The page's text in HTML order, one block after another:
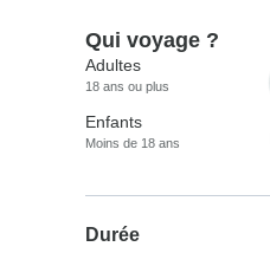
Qui voyage ?
Adultes
18 ans ou plus
Enfants
Moins de 18 ans
Durée